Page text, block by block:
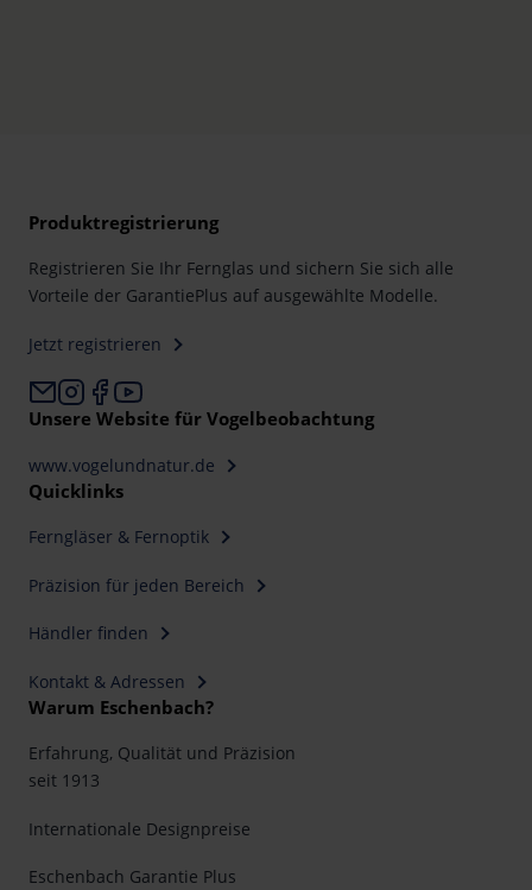
Produktregistrierung
Registrieren Sie Ihr Fernglas und sichern Sie sich alle
Vorteile der GarantiePlus auf ausgewählte Modelle.
Jetzt registrieren
Unsere Website für Vogelbeobachtung
www.vogelundnatur.de
Quicklinks
Ferngläser & Fernoptik
Präzision für jeden Bereich
Händler finden
Kontakt & Adressen
Warum Eschenbach?
Erfahrung, Qualität und Präzision
seit 1913
Internationale Designpreise
Eschenbach Garantie Plus